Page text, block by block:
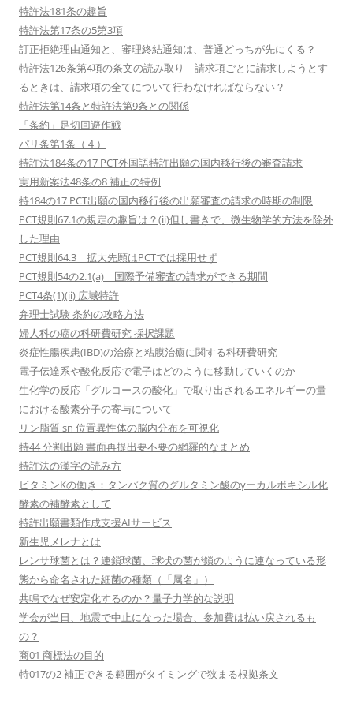
特許法181条の趣旨
特許法第17条の5第3項
訂正拒絶理由通知と、審理終結通知は、普通どっちが先にくる？
特許法126条第4項の条文の読み取り 請求項ごとに請求しようとす
るときは、請求項の全てについて行わなければならない？
特許法第14条と特許法第9条との関係
「条約」足切回避作戦
パリ条第1条（４）
特許法184条の17 PCT外国語特許出願の国内移行後の審査請求
実用新案法48条の8 補正の特例
特184の17 PCT出願の国内移行後の出願審査の請求の時期の制限
PCT規則67.1の規定の趣旨は？(ii)但し書きで、微生物学的方法を除外
した理由
PCT規則64.3 拡大先願はPCTでは採用せず
PCT規則54の2.1(a) 国際予備審査の請求ができる期間
PCT4条(1)(ii) 広域特許
弁理士試験 条約の攻略方法
婦人科の癌の科研費研究 採択課題
炎症性腸疾患(IBD)の治療と粘膜治癒に関する科研費研究
電子伝達系や酸化反応で電子はどのように移動していくのか
生化学の反応「グルコースの酸化」で取り出されるエネルギーの量
における酸素分子の寄与について
リン脂質 sn 位置異性体の脳内分布を可視化
特44 分割出願 書面再提出要不要の網羅的なまとめ
特許法の漢字の読み方
ビタミンKの働き：タンパク質のグルタミン酸のγーカルボキシル化
酵素の補酵素として
特許出願書類作成支援AIサービス
新生児メレナとは
レンサ球菌とは？連鎖球菌、球状の菌が鎖のように連なっている形
態から命名された細菌の種類（「属名」）
共鳴でなぜ安定化するのか？量子力学的な説明
学会が当日、地震で中止になった場合、参加費は払い戻されるも
の？
商01 商標法の目的
特017の2 補正できる範囲がタイミングで狭まる根拠条文